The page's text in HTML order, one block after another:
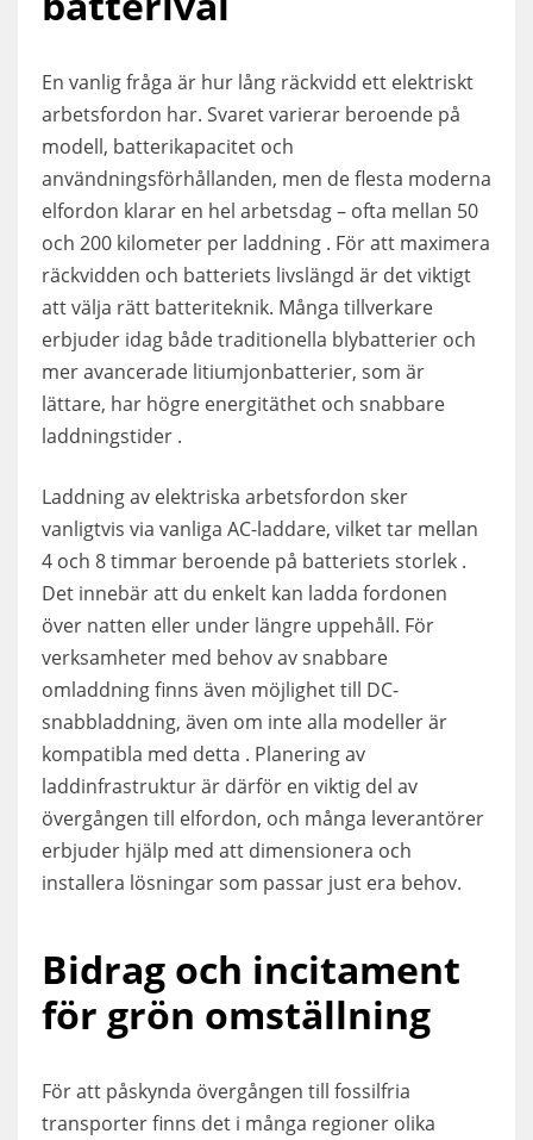
En vanlig fråga är hur lång räckvidd ett elektriskt
arbetsfordon har. Svaret varierar beroende på
modell, batterikapacitet och
användningsförhållanden, men de flesta moderna
elfordon klarar en hel arbetsdag – ofta mellan 50
och 200 kilometer per laddning . För att maximera
räckvidden och batteriets livslängd är det viktigt
att välja rätt batteriteknik. Många tillverkare
erbjuder idag både traditionella blybatterier och
mer avancerade litiumjonbatterier, som är
lättare, har högre energitäthet och snabbare
laddningstider .
Laddning av elektriska arbetsfordon sker
vanligtvis via vanliga AC-laddare, vilket tar mellan
4 och 8 timmar beroende på batteriets storlek .
Det innebär att du enkelt kan ladda fordonen
över natten eller under längre uppehåll. För
verksamheter med behov av snabbare
omladdning finns även möjlighet till DC-
snabbladdning, även om inte alla modeller är
kompatibla med detta . Planering av
laddinfrastruktur är därför en viktig del av
övergången till elfordon, och många leverantörer
erbjuder hjälp med att dimensionera och
installera lösningar som passar just era behov.
Bidrag och incitament
för grön omställning
För att påskynda övergången till fossilfria
transporter finns det i många regioner olika